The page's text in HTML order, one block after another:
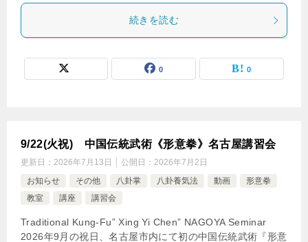
続きを読む
0 0
9/22(火祝) 中国伝統武術《形意拳》名古屋講習会
更新日： 2026年7月13日 公開日： 2026年7月2日
お知らせ
その他 八卦掌 八卦養気法 動画
形意拳
教室
講座 講習会
Traditional Kung-Fu” Xing Yi Chen” NAGOYA Seminar
2026年9月の祝日、名古屋市内にて初の中国伝統武術『形意